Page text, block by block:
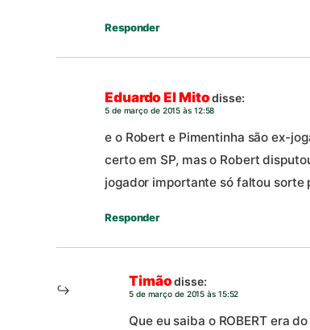
Responder
Eduardo El Mito disse:
5 de março de 2015 às 12:58
e o Robert e Pimentinha são ex-
certo em SP, mas o Robert
jogador importante só faltou sorte
Responder
Timão disse:
5 de março de 2015 às 15:52
Que eu saiba o ROBERT era